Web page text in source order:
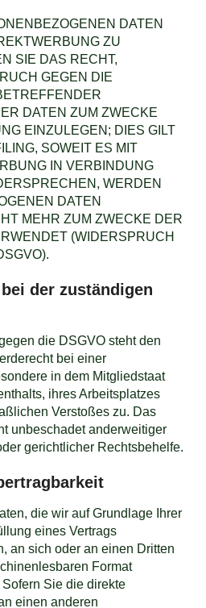
DATEN
ZU
SIE DAS RECHT,
GEGEN DIE
DATEN ZUM ZWECKE
EINZULEGEN; DIES GILT
SOWEIT ES MIT
IN VERBINDUNG
WERDEN
DATEN
MEHR ZUM ZWECKE DER
(WIDERSPRUCH
der zuständigen
die DSGVO steht den
bei einer
in dem Mitgliedstaat
ihres Arbeitsplatzes
Verstoßes zu. Das
unbeschadet anderweitiger
gerichtlicher Rechtsbehelfe.
die wir auf Grundlage Ihrer
eines Vertrags
an sich oder an einen Dritten
Format
Sie die direkte
einen anderen